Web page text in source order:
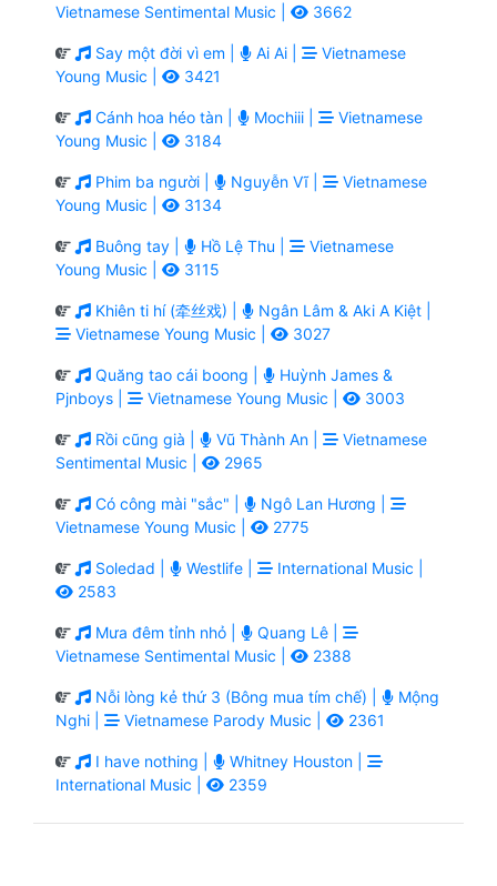
Vietnamese Sentimental Music |
3662
Say một đời vì em | Ai Ai |
Vietnamese
Young Music |
3421
Cánh hoa héo tàn | Mochiii |
Vietnamese
Young Music |
3184
Phim ba người | Nguyễn Vĩ |
Vietnamese
Young Music |
3134
Buông tay | Hồ Lệ Thu |
Vietnamese
Young Music |
3115
Khiên ti hí (牵丝戏) |
Ngân Lâm & Aki A Kiệt |
Vietnamese Young Music |
3027
Quăng tao cái boong |
Huỳnh James &
Pjnboys |
Vietnamese Young Music | 3003
Rồi cũng già | Vũ Thành An |
Vietnamese
Sentimental Music |
2965
Có công mài "sắc" |
Ngô Lan Hương |
Vietnamese Young Music |
2775
Soledad | Westlife |
International Music |
2583
Mưa đêm tỉnh nhỏ |
Quang Lê |
Vietnamese Sentimental Music |
2388
Nỗi lòng kẻ thứ 3 (Bông mua tím chế) |
Mộng
Nghi |
Vietnamese Parody Music | 2361
I have nothing |
Whitney Houston |
International Music |
2359